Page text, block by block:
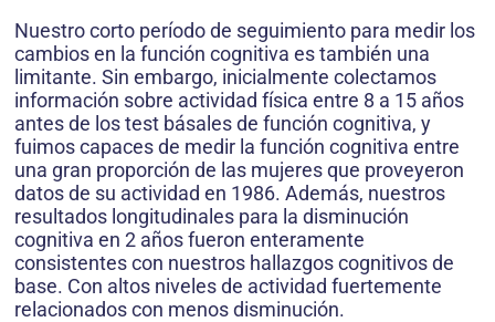
Nuestro corto período de seguimiento para medir los
cambios en la función cognitiva es también una
limitante. Sin embargo, inicialmente colectamos
información sobre actividad física entre 8 a 15 años
antes de los test básales de función cognitiva, y
fuimos capaces de medir la función cognitiva entre
una gran proporción de las mujeres que proveyeron
datos de su actividad en 1986. Además, nuestros
resultados longitudinales para la disminución
cognitiva en 2 años fueron enteramente
consistentes con nuestros hallazgos cognitivos de
base. Con altos niveles de actividad fuertemente
relacionados con menos disminución.